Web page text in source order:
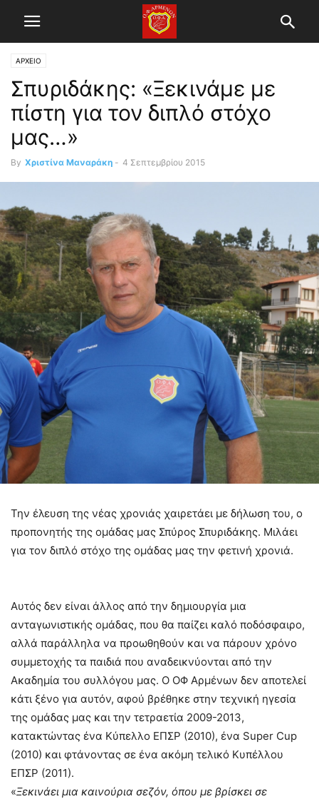
ΑΡΧΕΙΟ
Σπυριδάκης: «Ξεκινάμε με
πίστη για τον διπλό στόχο
μας…»
By Χριστίνα Μαναράκη - 4 Σεπτεμβρίου 2015
Την έλευση της νέας χρονιάς χαιρετάει με δήλωση του, ο
προπονητής της ομάδας μας Σπύρος Σπυριδάκης. Μιλάει
για τον διπλό στόχο της ομάδας μας την φετινή χρονιά.
Αυτός δεν είναι άλλος από την δημιουργία μια
ανταγωνιστικής ομάδας, που θα παίζει καλό ποδόσφαιρο,
αλλά παράλληλα να προωθηθούν και να πάρουν χρόνο
συμμετοχής τα παιδιά που αναδεικνύονται από την
Ακαδημία του συλλόγου μας. Ο ΟΦ Αρμένων δεν αποτελεί
κάτι ξένο για αυτόν, αφού βρέθηκε στην τεχνική ηγεσία
της ομάδας μας και την τετραετία 2009-2013,
κατακτώντας ένα Κύπελλο ΕΠΣΡ (2010), ένα Super Cup
(2010) και φτάνοντας σε ένα ακόμη τελικό Κυπέλλου
ΕΠΣΡ (2011).
«Ξεκινάει μια καινούρια σεζόν, όπου με βρίσκει σε